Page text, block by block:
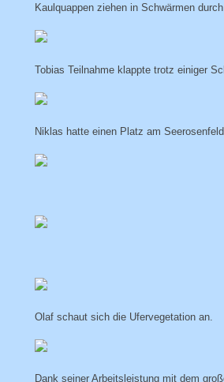
Kaulquappen ziehen in Schwärmen
Tobias Teilnahme klappte trotz einiger
Niklas hatte einen Platz am
Olaf schaut sich die Ufervegetation an.
Dank seiner Arbeitsleistung mit dem